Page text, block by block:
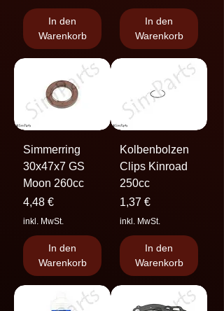
In den
Warenkorb
In den
Warenkorb
Simmerring
30x47x7 GS
Moon 260cc
Preis
4,48 €
inkl. MwSt.
In den
Warenkorb
Kolbenbolzen
Clips Kinroad
250cc
Preis
1,37 €
inkl. MwSt.
In den
Warenkorb